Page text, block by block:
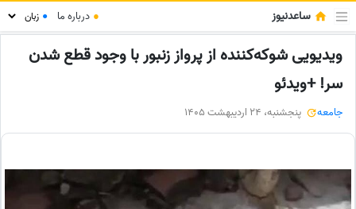
ساعدنیوز ● درباره ما ●
ویدیویی شوکه‌کننده از پرواز زنبور با وجود قطع شدن
سر! +ویدئو
جامعه پنجشنبه، 24 اردیبهشت 1405